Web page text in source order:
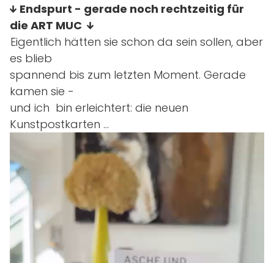
Endspurt - gerade noch rechtzeitig für
die ART MUC
Eigentlich hätten sie schon da sein sollen, aber
es blieb
spannend bis zum letzten Moment. Gerade
kamen sie -
und ich bin erleichtert: die neuen
Kunstpostkarten ...